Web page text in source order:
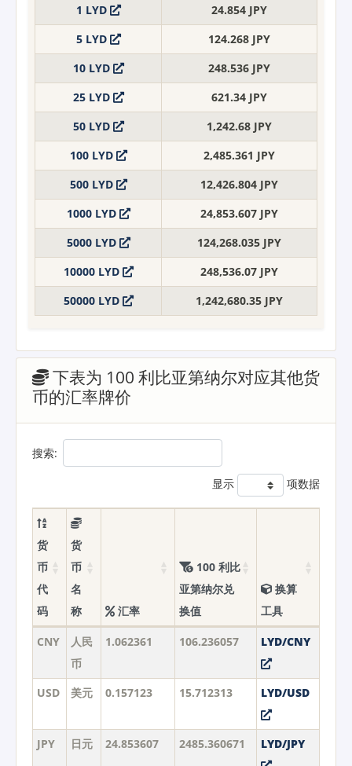
1 LYD
24.854 JPY
5 LYD
124.268 JPY
10 LYD
248.536 JPY
25 LYD
621.34 JPY
50 LYD
1,242.68 JPY
100 LYD
2,485.361 JPY
500 LYD
12,426.804 JPY
1000 LYD
24,853.607 JPY
5000 LYD
124,268.035 JPY
10000 LYD
248,536.07 JPY
50000 LYD
1,242,680.35 JPY
下表为 100 利比亚第纳尔对应其他货
币的汇率牌价
搜索:
显示 项数据
货
币
代
码
货
币
名
称
汇率
100 利比
亚第纳尔兑
换值
换算
工具
CNY
人民
币
1.062361 106.236057 LYD/CNY
USD 美元 0.157123 15.712313 LYD/USD
JPY 日元 24.853607 2485.360671 LYD/JPY